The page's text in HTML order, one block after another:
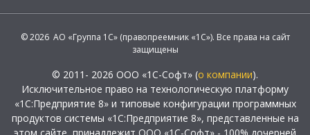
© 2026 АО «Группа 1С» (правопреемник «1С»). Все права на сайт
защищены
© 2011- 2026 ООО «1С-Софт» (о компании).
Исключительное право на технологическую платформу
«1С:Предприятие 8» и типовые конфигурации программных
продуктов системы «1С:Предприятие 8», представленные на